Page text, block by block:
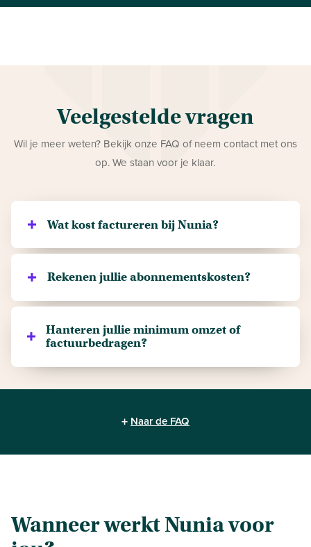
Veelgestelde vragen
Wil je meer weten? Bekijk onze FAQ of neem contact met ons
op. We staan voor je klaar.
Wat kost factureren bij Nunia?
De kosten worden berekend dooreen inhouding van
een percentage op het totale factuurbedragbij de
fee van 2,5% rekent en het Complete pakket 3%.
Rekenen jullie abonnementskosten?
Nee, er worden geen extra abonnementskosten bij de
onze dienstverlening gerekend. Je zit daarnaast ook
nergens aan vast, en beslist zelf welke factuur je aan
ons verkoopt.
Hanteren jullie minimum omzet of
factuurbedragen?
+ Naar de FAQ
Wanneer werkt Nunia voor